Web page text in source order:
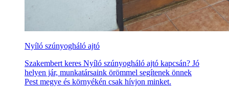
Nyíló szúnyogháló ajtó
Szakembert keres Nyíló szúnyogháló ajtó kapcsán? Jó
helyen jár, munkatársaink örömmel segítenek önnek
Pest megye és környékén csak hívjon minket.